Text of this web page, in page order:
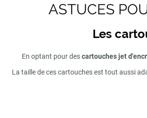
ASTUCES
Les
En optant pour descartouches jet
La taille de ces cartouches est tout aussi